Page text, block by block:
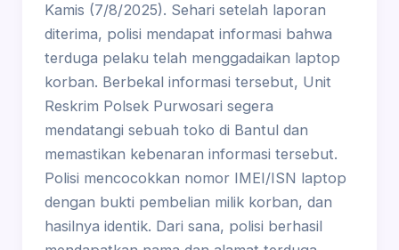
Kamis (7/8/2025). Sehari setelah laporan
diterima, polisi mendapat informasi bahwa
terduga pelaku telah menggadaikan laptop
korban. Berbekal informasi tersebut, Unit
Reskrim Polsek Purwosari segera
mendatangi sebuah toko di Bantul dan
memastikan kebenaran informasi tersebut.
Polisi mencocokkan nomor IMEI/ISN laptop
dengan bukti pembelian milik korban, dan
hasilnya identik. Dari sana, polisi berhasil